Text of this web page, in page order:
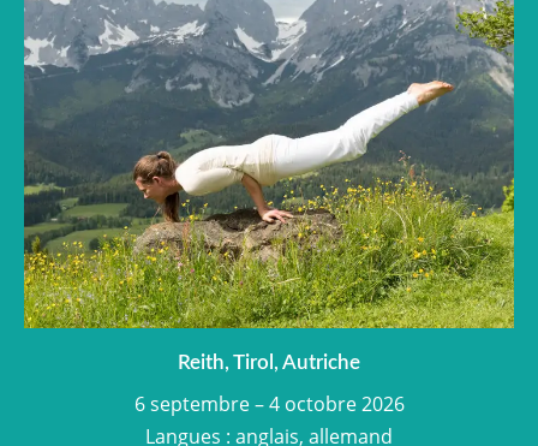
Reith, Tirol, Autriche
6 septembre – 4 octobre 2026
Langues : anglais, allemand